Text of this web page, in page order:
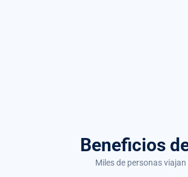
Beneficios
Miles de personas